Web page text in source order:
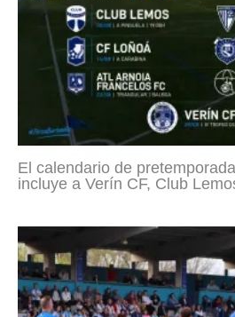
El calendario de
incluye a Verín CF, Club